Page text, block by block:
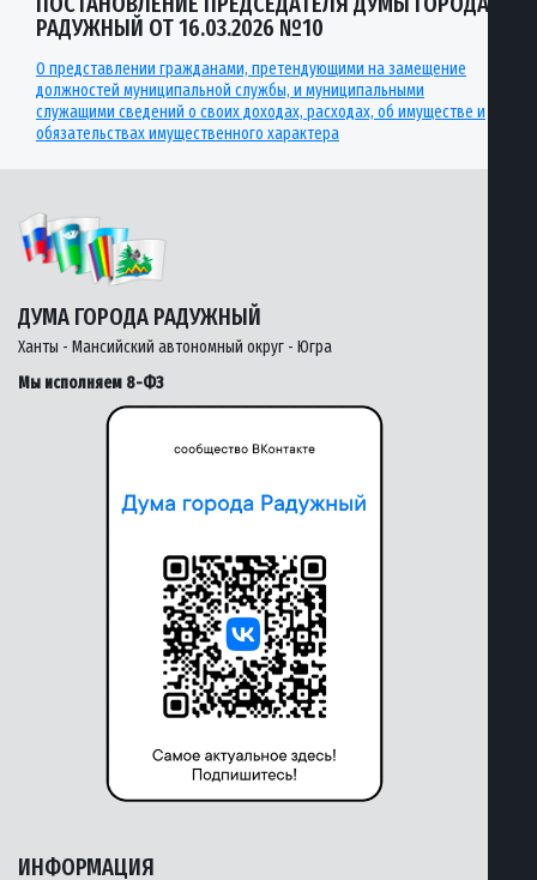
РАДУЖНЫЙ ОТ 16.03.2026 №10
О представлении гражданами, претендующими на замещение
должностей муниципальной службы, и муниципальными
служащими сведений о своих доходах, расходах, об имуществе и
обязательствах имущественного характера
ДУМА ГОРОДА РАДУЖНЫЙ
Ханты - Мансийский автономный округ - Югра
Мы исполняем 8-ФЗ
ИНФОРМАЦИЯ